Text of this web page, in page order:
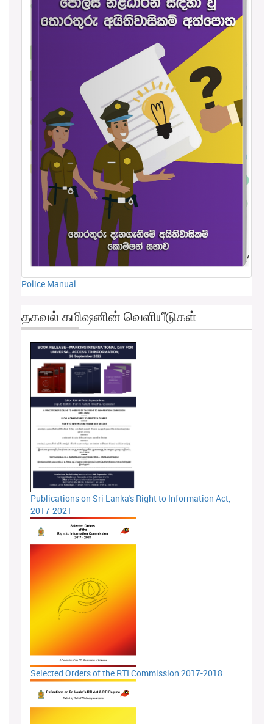
Police Manual
தகவல் கமிஷனின் வெளியீடுகள்
Publications on Sri Lanka's Right to Information Act,
2017-2021
Selected Orders of the RTI Commission 2017-2018